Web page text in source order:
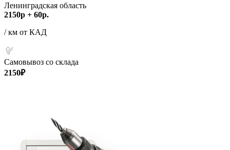
Ленинградская область
2150р + 60р.
/ км от КАД
Самовывоз со склада
2150₽